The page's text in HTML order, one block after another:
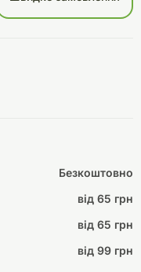
Безкоштовно
від 65 грн
від 65 грн
від 99 грн